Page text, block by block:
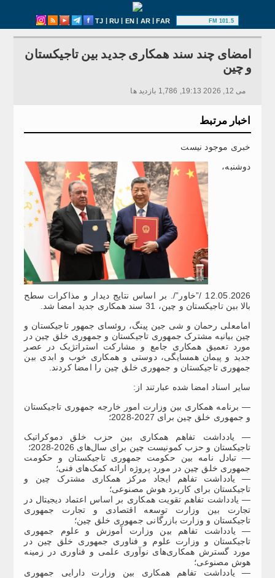
TJ | RU | EN | AR|FAR 101.5 FM
امضای چند سند همکاری جدید بین تاجیکستان
و چین
می 12, 2026 19:13, 1,786 بازدید ها
اخبار مرتبط
خبری موجود نیست
دوشنبه،
12.05.2026 /”خاور”/. بر اساس نتایج دیدار و مذاکرات سطح
بالا بین تاجیکستان و چین، 31 سند همکاری جدید امضا شد.
امامعلی رحمان و شی جین پینگ، روئسای جمهور تاجیکستان و
چین بیانیه مشترک جمهوری تاجیکستان و جمهوری خلق چین در
مورد تعمیق همکاری جامع و مشارکت استراتژیک در عصر
جدید و پیمان همسایگی، دوستی و همکاری خوب و ابدی بین
جمهوری تاجیکستان و جمهوری خلق چین را امضا کردند.
سایر اسناد امضا شده عبارتند از:
— برنامه همکاری بین وزارت امور خارجه جمهوری تاجیکستان
و جمهوری خلق چین برای 2027-2028؛
— یادداشت تفاهم همکاری بین حزب خلق دموکراتیک
تاجیکستان و حزب کمونیست چین برای سال‌های 2026-2028؛
— تبادل نامه بین حکومت جمهوری تاجیکستان و حکومت
جمهوری خلق چین در مورد پروژه ارائه کمک‌های فنی؛
— یادداشت تفاهم ایجاد مرکز همکاری مشترک چین و
تاجیکستان برای کاربرد هوش مصنوعی؛
— یادداشت تفاهم تقویت همکاری بر اساس اعتماد دیجیتال در
تجارت بین وزارت توسعه اقتصادی و تجارت جمهوری
تاجیکستان و وزارت بازرگانی جمهوری خلق چین؛
— یادداشت تفاهم بین وزارت آموزش و علوم جمهوری
تاجیکستان و وزارت علوم و فناوری جمهوری خلق چین در
مورد گسترش همکاری‌های نوآوری علمی و فناوری در زمینه
هوش مصنوعی؛
— یادداشت تفاهم همکاری بین وزارت دارایی جمهوری